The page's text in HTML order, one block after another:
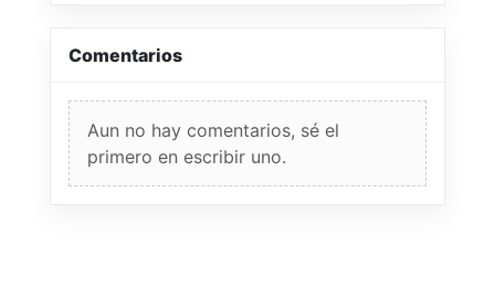
Comentarios
Aun no hay comentarios, sé el
primero en escribir uno.